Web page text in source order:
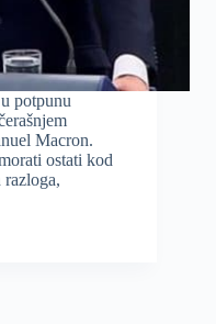
potpunu
Macron.
ostati kod
razloga,